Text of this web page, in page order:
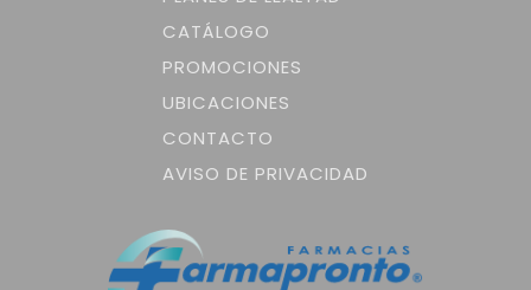
CATÁLOGO
PROMOCIONES
UBICACIONES
CONTACTO
AVISO DE PRIVACIDAD